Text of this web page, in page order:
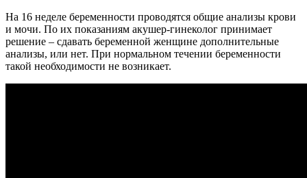
На 16 неделе беременности проводятся общие анализы крови
и мочи. По их показаниям акушер-гинеколог принимает
решение – сдавать беременной женщине дополнительные
анализы, или нет. При нормальном течении беременности
такой необходимости не возникает.